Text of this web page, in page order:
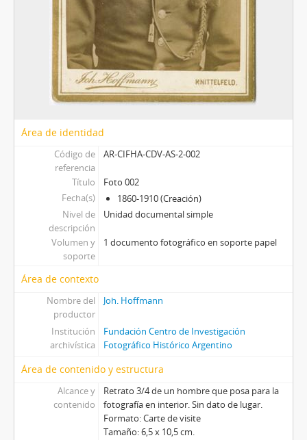
[Unidad documental simple] Foto 026, 1860-1910
[Unidad documental simple] Foto 027, 1860-1910
[Unidad documental simple] Foto 028, 1860-1910
[Unidad documental simple] Foto 029, 1860-1910
[Unidad documental simple] Foto 030, 1860-1910
[Unidad documental simple] Foto 031, 1860-1910
[Unidad documental simple] Foto 032, 1860-1910
[Unidad documental simple] Foto 034, 1860-1910
[Unidad documental simple] Foto 035, 1860-1910
[Unidad documental simple] Foto 037, 1860-1910
[Unidad documental simple] Foto 038, 1860-1910
[Unidad documental simple] Foto 039, 1860-1910
[Unidad documental simple] Foto 040, 1860-1910
[Unidad documental simple] Foto 044, 1860-1910
[Unidad documental simple] Foto 046, 1860-1910
[Unidad documental simple] Foto 047, 1860-1910
[Unidad documental simple] Foto 048, 1860-1910
[Unidad documental simple] Foto 049, 1860-1910
[Unidad documental simple] Foto 050, 1860-1910
[Unidad documental simple] Foto 051, 1860-1910
[Unidad documental simple] Foto 052, 1860-1910
Área de identidad
Código de
referencia
AR-CIFHA-CDV-AS-2-002
Título
Foto 002
Fecha(s)
1860-1910 (Creación)
Nivel de
descripción
Unidad documental simple
Volumen y
soporte
1 documento fotográfico en soporte papel
Área de contexto
Nombre del
productor
Joh. Hoffmann
Institución
archivística
Fundación Centro de Investigación
Fotográfico Histórico Argentino
Área de contenido y estructura
Alcance y
contenido
Retrato 3/4 de un hombre que posa para la
fotografía en interior. Sin dato de lugar.
Formato: Carte de visite
Tamaño: 6,5 x 10,5 cm.